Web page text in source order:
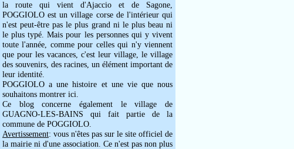
la route qui vient d'Ajaccio et de Sagone,
POGGIOLO est un village corse de l'intérieur qui
n'est peut-être pas le plus grand ni le plus beau ni
le plus typé. Mais pour les personnes qui y vivent
toute l'année, comme pour celles qui n'y viennent
que pour les vacances, c'est leur village, le village
des souvenirs, des racines, un élément important de
leur identité.
POGGIOLO a une histoire et une vie que nous
souhaitons montrer ici.
Ce blog concerne également le village de
GUAGNO-LES-BAINS qui fait partie de la
commune de POGGIOLO.
Avertissement: vous n'êtes pas sur le site officiel de
la mairie ni d'une association. Ce n'est pas non plus